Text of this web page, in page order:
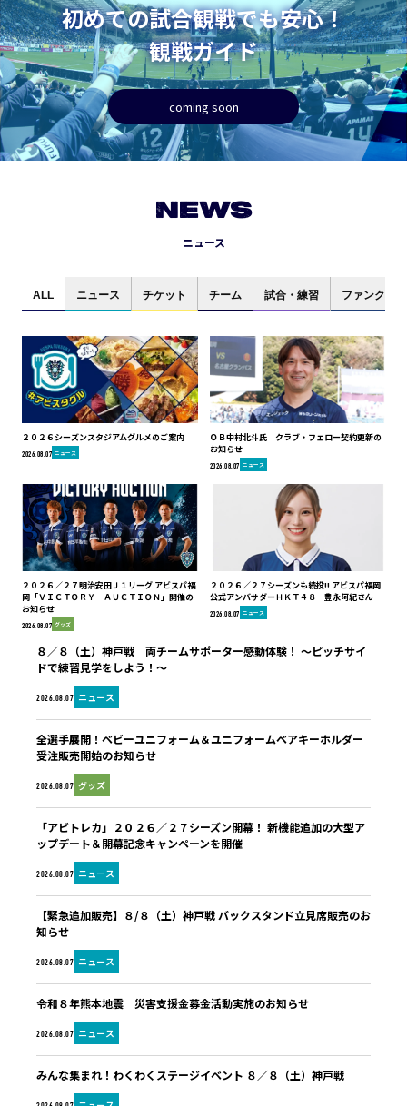
初めての試合観戦でも安心！
観戦ガイド
coming soon
NEWS
ニュース
ALL ニュース チケット チーム 試合・練習 ファンクラブ
２０２６シーズンスタジアムグルメのご案内
2026.08.07 ニュース
ＯＢ中村北斗氏 クラブ・フェロー契約更新の
お知らせ
2026.08.07 ニュース
２０２６／２７明治安田Ｊ１リーグ アビスパ福
岡「ＶＩＣＴＯＲＹ ＡＵＣＴＩＯＮ」開催の
お知らせ
2026.08.07 グッズ
２０２６／２７シーズンも続投!! アビスパ福岡
公式アンバサダーＨＫＴ４８ 豊永阿紀さん
2026.08.07 ニュース
2026.08.07 ニュース
８／８（土）神戸戦 両チームサポーター感動体験！ ～ピッチサイ
ドで練習見学をしよう！～
2026.08.07 グッズ
全選手展開！ベビーユニフォーム＆ユニフォームベアキーホルダー
受注販売開始のお知らせ
2026.08.07 ニュース
「アビトレカ」２０２６／２７シーズン開幕！ 新機能追加の大型ア
ップデート＆開幕記念キャンペーンを開催
2026.08.07 ニュース
【緊急追加販売】８/８（土）神戸戦 バックスタンド立見席販売のお
知らせ
2026.08.07 ニュース
令和８年熊本地震 災害支援金募金活動実施のお知らせ
みんな集まれ！わくわくステージイベント ８／８（土）神戸戦